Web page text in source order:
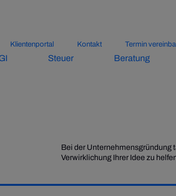
Klientenportal Kontakt Termin
Steuer Beratung
Bei der Unternehmensgründung
Verwirklichung Ihrer Idee zu